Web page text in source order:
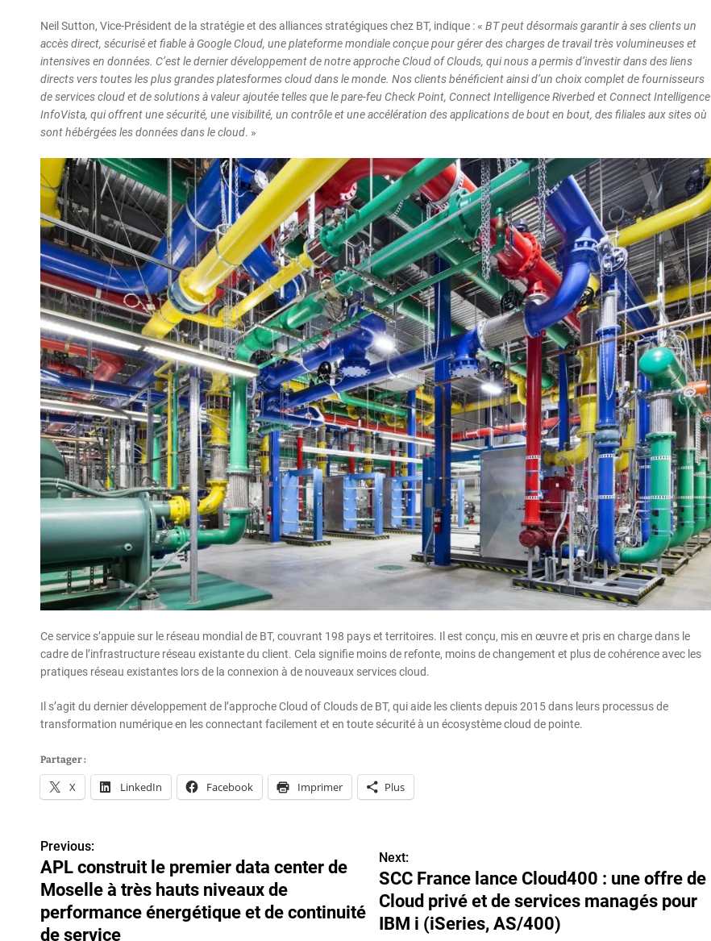
Neil Sutton, Vice-Président de la stratégie et des alliances stratégiques chez BT, indique : « BT peut désormais garantir à ses clients un
accès direct, sécurisé et fiable à Google Cloud, une plateforme mondiale conçue pour gérer des charges de travail très volumineuses et
intensives en données. C’est le dernier développement de notre approche Cloud of Clouds, qui nous a permis d’investir dans des liens
directs vers toutes les plus grandes platesformes cloud dans le monde. Nos clients bénéficient ainsi d’un choix complet de fournisseurs
de services cloud et de solutions à valeur ajoutée telles que le pare-feu Check Point, Connect Intelligence Riverbed et Connect Intelligence
InfoVista, qui offrent une sécurité, une visibilité, un contrôle et une accélération des applications de bout en bout, des filiales aux sites où
sont hébérgées les données dans le cloud. »
Ce service s’appuie sur le réseau mondial de BT, couvrant 198 pays et territoires. Il est conçu, mis en œuvre et pris en charge dans le
cadre de l’infrastructure réseau existante du client. Cela signifie moins de refonte, moins de changement et plus de cohérence avec les
pratiques réseau existantes lors de la connexion à de nouveaux services cloud.
Il s’agit du dernier développement de l’approche Cloud of Clouds de BT, qui aide les clients depuis 2015 dans leurs processus de
transformation numérique en les connectant facilement et en toute sécurité à un écosystème cloud de pointe.
Partager :
X LinkedIn Facebook Imprimer Plus
N
a
v
Previous:
APL construit le premier data center de
Moselle à très hauts niveaux de
performance énergétique et de continuité
de service
Next:
SCC France lance Cloud400 : une offre de
Cloud privé et de services managés pour
IBM i (iSeries, AS/400)